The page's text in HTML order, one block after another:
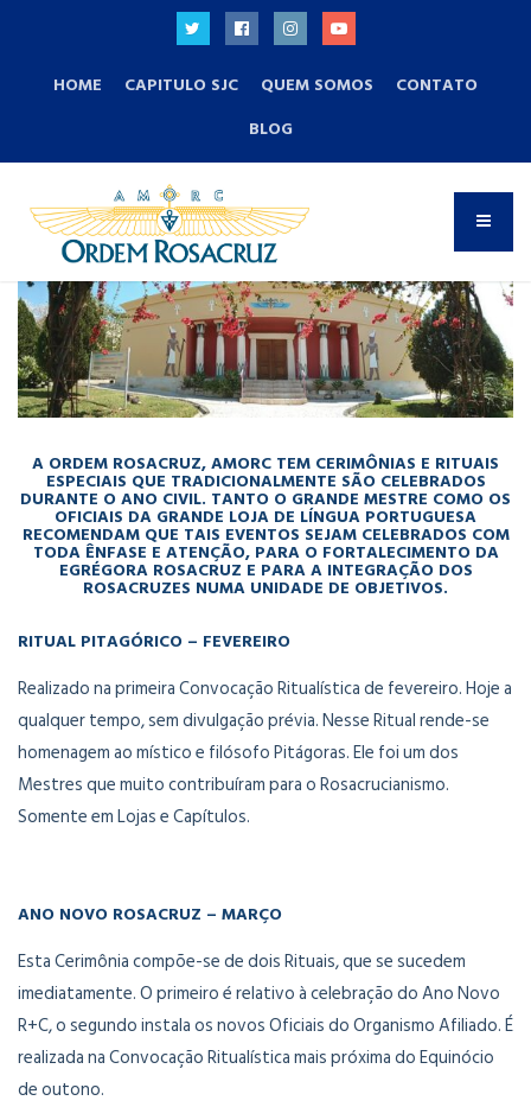
HOME CAPITULO SJC QUEM SOMOS
CONTATO
BLOG
A ORDEM ROSACRUZ, AMORC TEM CERIMÔNIAS E RITUAIS
ESPECIAIS QUE TRADICIONALMENTE SÃO CELEBRADOS
DURANTE O ANO CIVIL. TANTO O GRANDE MESTRE COMO OS
OFICIAIS DA GRANDE LOJA DE LÍNGUA PORTUGUESA
RECOMENDAM QUE TAIS EVENTOS SEJAM CELEBRADOS COM
TODA ÊNFASE E ATENÇÃO, PARA O FORTALECIMENTO DA
EGRÉGORA ROSACRUZ E PARA A INTEGRAÇÃO DOS
ROSACRUZES NUMA UNIDADE DE OBJETIVOS.
RITUAL PITAGÓRICO – FEVEREIRO
Realizado na primeira Convocação Ritualística de fevereiro. Hoje a
qualquer tempo, sem divulgação prévia. Nesse Ritual rende-se
homenagem ao místico e filósofo Pitágoras. Ele foi um dos
Mestres que muito contribuíram para o Rosacrucianismo.
Somente em Lojas e Capítulos.
ANO NOVO ROSACRUZ – MARÇO
Esta Cerimônia compõe-se de dois Rituais, que se sucedem
imediatamente. O primeiro é relativo à celebração do Ano Novo
R+C, o segundo instala os novos Oficiais do Organismo Afiliado. É
realizada na Convocação Ritualística mais próxima do Equinócio
de outono.